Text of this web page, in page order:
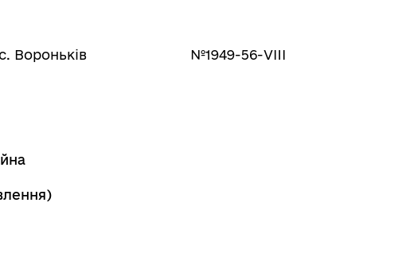
Вороньків №1949-56-VIII